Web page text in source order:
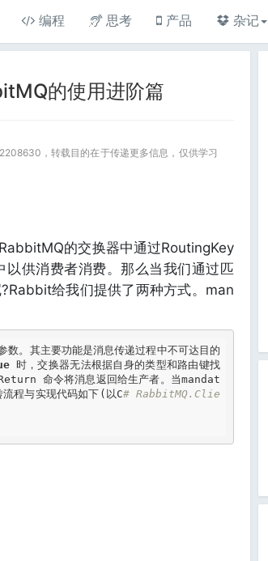
编程 思考 产品 杂记
的使用进阶篇
，转载目的在于传递更多信息，仅供学习
的交换器中通过RoutingKey
供消费者消费。那么当我们通过匹
给我们提供了两种方式。man
数。其主要功能是消息传递过程中不可达目的
时，交换器无法根据自身的类型和路由键找
命令将消息返回给生产者。当mandat
程与实现代码如下(以C# RabbitMQ.Clie